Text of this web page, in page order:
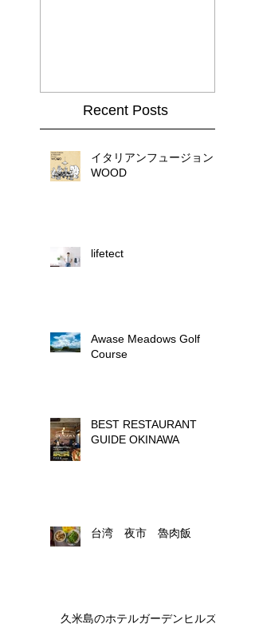
Recent Posts
イタリアンフュージョン
WOOD
lifetect
Awase Meadows Golf
Course
BEST RESTAURANT
GUIDE OKINAWA
台湾 夜市 魯肉飯
久米島のホテルガーデンヒルズ